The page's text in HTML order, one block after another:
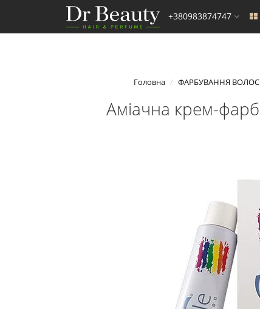
+380983874747
Головна ФАРБУВАННЯ
Аміачна крем-